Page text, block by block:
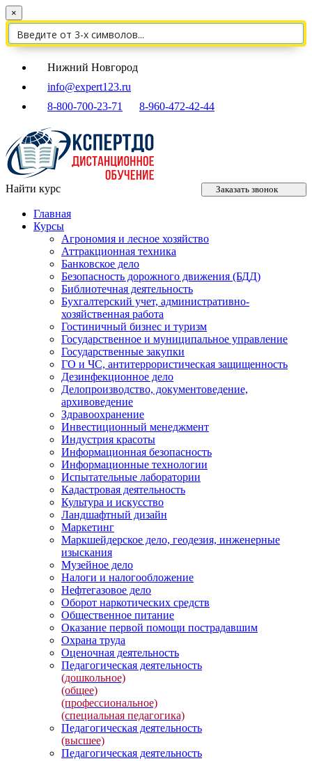
×
Нижний Новгород
info@expert123.ru
8-800-700-23-71
8-960-472-42-44
Найти курс Заказать звонок
Главная
Курсы
Агрономия и лесное хозяйство
Аттракционная техника
Банковское дело
Безопасность дорожного движения (БДД)
Библиотечная деятельность
Бухгалтерский учет, административно-
хозяйственная работа
Гостиничный бизнес и туризм
Государственное и муниципальное управление
Государственные закупки
ГО и ЧС, антитеррористическая защищенность
Дезинфекционное дело
Делопроизводство, документоведение,
архивоведение
Здравоохранение
Инвестиционный менеджмент
Индустрия красоты
Информационная безопасность
Информационные технологии
Испытательные лаборатории
Кадастровая деятельность
Культура и искусство
Ландшафтный дизайн
Маркетинг
Маркшейдерское дело, геодезия, инженерные
изыскания
Музейное дело
Налоги и налогообложение
Нефтегазовое дело
Оборот наркотических средств
Общественное питание
Оказание первой помощи пострадавшим
Охрана труда
Оценочная деятельность
Педагогическая деятельность
(дошкольное)
(общее)
(профессиональное)
(специальная педагогика)
Педагогическая деятельность
(высшее)
Педагогическая деятельность